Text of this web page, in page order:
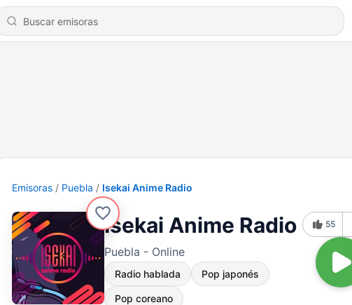
Emisoras Puebla Isekai Anime Radio
Isekai Anime Radio
Puebla - Online
Radio hablada Pop japonés
Pop coreano
55